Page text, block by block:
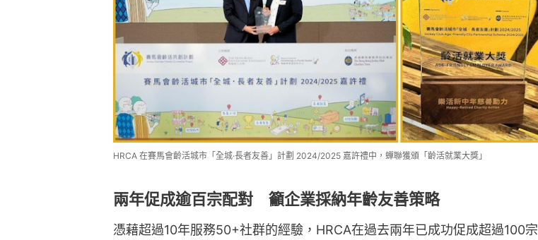
HRCA 在賽馬會齡活城市「全城·長者友善」計劃 2024/2025 嘉許禮中，蟬聯獲頒「齡活就業大獎」
兩年促成逾百宗配對 籲企業採納年齡友善策略
憑藉超過10年服務50+社群的經驗，HRCA在過去兩年已成功促成超過100宗